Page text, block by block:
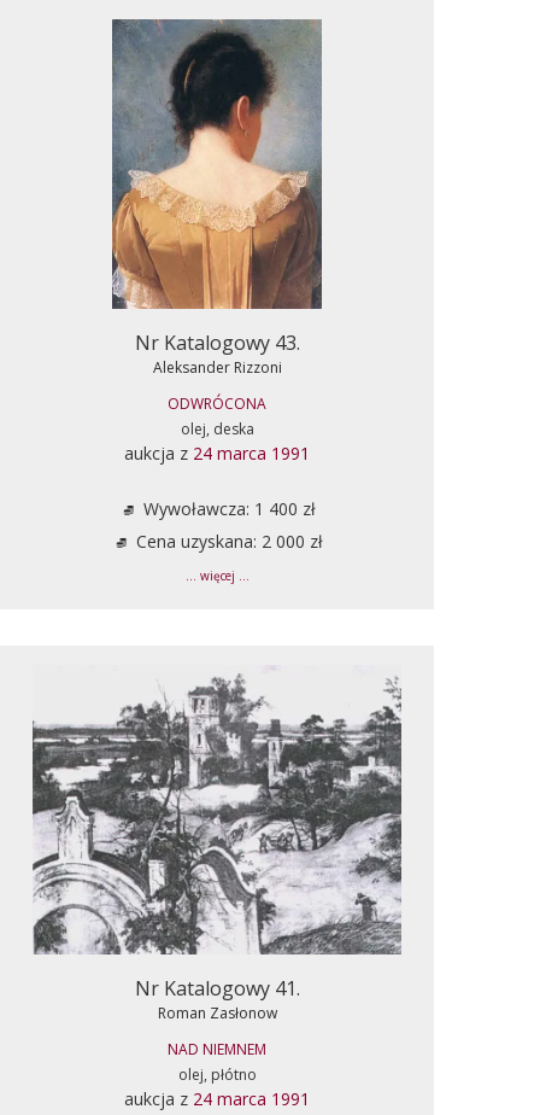
Nr Katalogowy 43.
Aleksander Rizzoni
ODWRÓCONA
olej, deska
aukcja z 24 marca 1991
Wywoławcza: 1 400 zł
Cena uzyskana: 2 000 zł
... więcej ...
Nr Katalogowy 41.
Roman Zasłonow
NAD NIEMNEM
olej, płótno
aukcja z 24 marca 1991